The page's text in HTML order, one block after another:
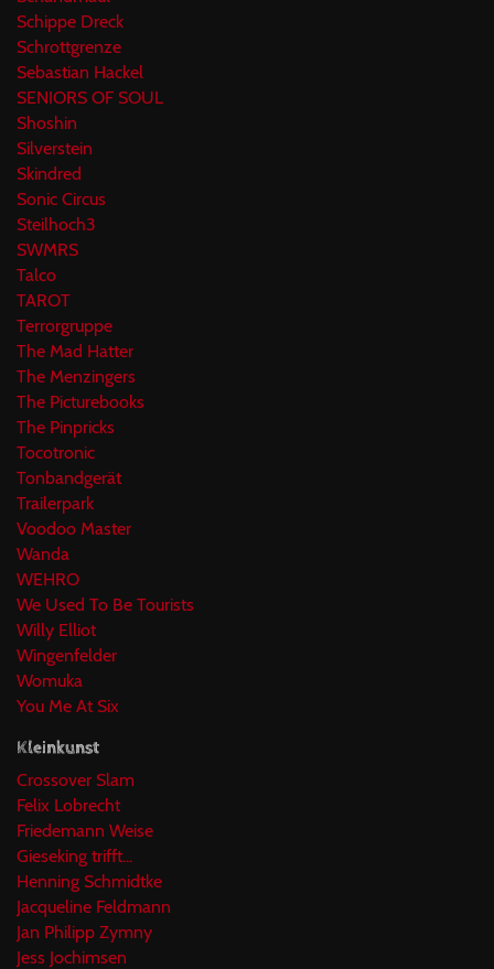
Schippe Dreck
Schrottgrenze
Sebastian Hackel
SENIORS OF SOUL
Shoshin
Silverstein
Skindred
Sonic Circus
Steilhoch3
SWMRS
Talco
TAROT
Terrorgruppe
The Mad Hatter
The Menzingers
The Picturebooks
The Pinpricks
Tocotronic
Tonbandgerät
Trailerpark
Voodoo Master
Wanda
WEHRO
We Used To Be Tourists
Willy Elliot
Wingenfelder
Womuka
You Me At Six
Kleinkunst
Crossover Slam
Felix Lobrecht
Friedemann Weise
Gieseking trifft...
Henning Schmidtke
Jacqueline Feldmann
Jan Philipp Zymny
Jess Jochimsen